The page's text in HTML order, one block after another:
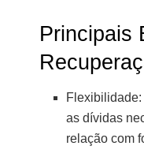
Principais
as dívidas
relação com